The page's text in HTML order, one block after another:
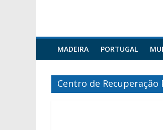
MADEIRA PORTUGAL
Centro de Recuperação